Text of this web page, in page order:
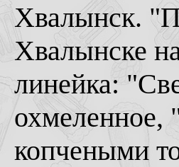
Хвалынск.
Хвалынске
линейка:
охмеленное,
копчеными